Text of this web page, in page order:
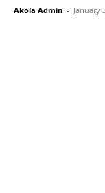
Akola Admin - January